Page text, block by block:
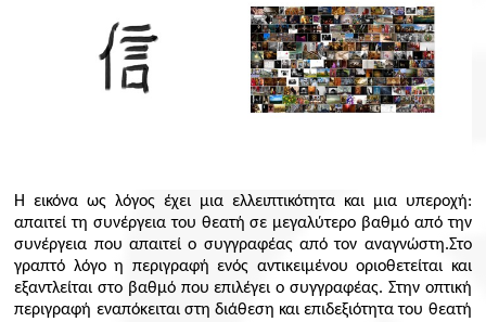
H
εικόνα ως λόγος έχει μια ελλειπτικότητα και μια υπεροχή:
απαιτεί τη συνέργεια του θεατή σε μεγαλύτερο βαθμό από την
συνέργεια που απαιτεί ο συγγραφέας από τον αναγνώστη.Στο
γραπτό λόγο η περιγραφή ενός αντικειμένου οριοθετείται και
εξαντλείται στο βαθμό που επιλέγει ο συγγραφέας. Στην οπτική
περιγραφή εναπόκειται στη διάθεση και επιδεξιότητα του θεατή